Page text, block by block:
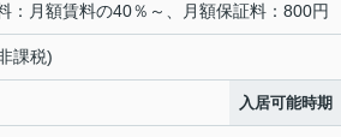
：月額賃料の40％～、月額保証料：800円
課税)
入居可能時期